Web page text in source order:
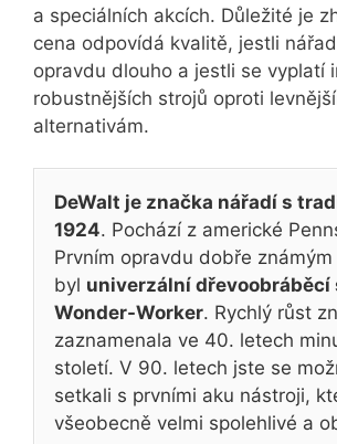
a speciálních akcích. Důležité je
cena odpovídá kvalitě, jestli
opravdu dlouho a jestli se vyplatí
robustnějších strojů oproti
alternativám.
DeWalt je značka nářadí s
1924. Pochází z americké
Prvním opravdu dobře
byl univerzální dřevoobráběcí
Wonder-Worker. Rychlý růst
zaznamenala ve 40. letech
století. V 90. letech jste se
setkali s prvními aku nástroji,
všeobecně velmi spolehlivé a